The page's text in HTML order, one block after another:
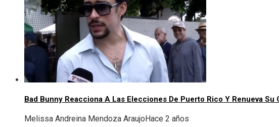
Bad Bunny Reacciona A Las Elecciones De Puerto Rico Y Renueva Su
Melissa Andreina Mendoza AraujoHace 2 años